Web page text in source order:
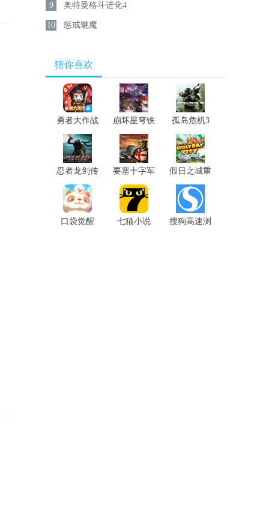
9 奥特曼格斗进化4
10 惩戒魅魔
猜你喜欢
勇者大作战
崩坏星穹铁
孤岛危机3
忍者龙剑传
要塞十字军
假日之城重
口袋觉醒 七猫小说
搜狗高速浏